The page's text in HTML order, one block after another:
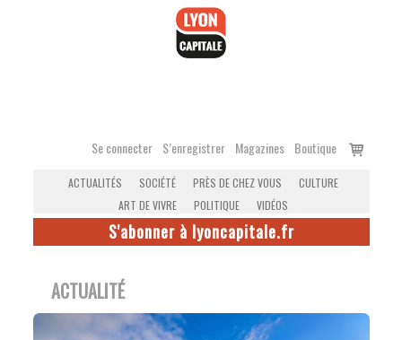
Se connecter S’enregistrer Magazines Boutique
Voir
ACTUALITÉS SOCIÉTÉ PRÈS DE CHEZ VOUS
CULTURE
ART DE VIVRE
POLITIQUE VIDÉOS
S'abonner à lyoncapitale.fr
ACTUALITÉ